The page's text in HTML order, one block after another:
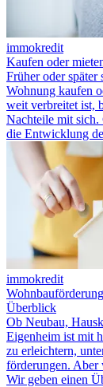
immokredit
Kaufen oder
Früher oder
Wohnung kaufen
weit verbreitet ist,
Nachteile mit sich.
die Entwicklung
immokredit
Überblick
Ob Neubau,
Eigenheim ist mit
zu erleichtern,
förderungen. Aber
Wir geben einen